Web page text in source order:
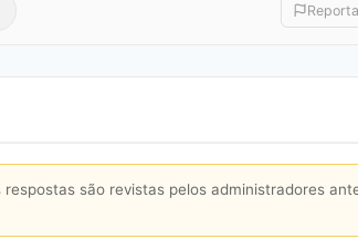
são revistas pelos administradores